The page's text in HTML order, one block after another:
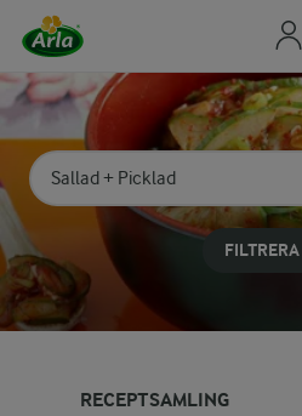
Sök på kategori eller ingrediens
Skriv in sökord för att få förslag
FILTRERA
RECEPTSAMLING